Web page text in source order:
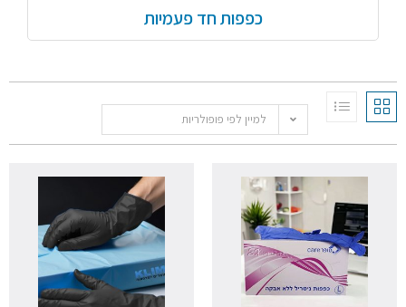
כפפות חד פעמיות
למיין לפי פופולריות